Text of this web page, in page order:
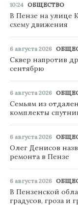
10:24 ОБЩЕСТВО
В Пензе на улице
схему движения
6 августа 2026
Сквер напротив
сентябрю
6 августа 2026
Семьям из
комплекты
6 августа 2026
Олег Денисов
ремонта в Пензе
6 августа 2026
В Пензенской
градусов, гроза и